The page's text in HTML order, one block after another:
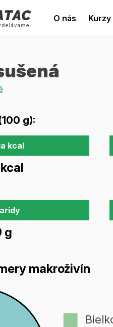
O nás Kurzy
g):
kcal
g
makroživín